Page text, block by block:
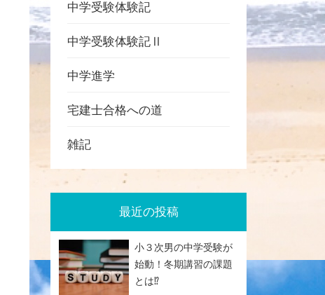
中学受験体験記
中学受験体験記Ⅱ
中学進学
宅建士合格への道
雑記
最近の投稿
小３次男の中学受験が
始動！冬期講習の課題
とは⁉